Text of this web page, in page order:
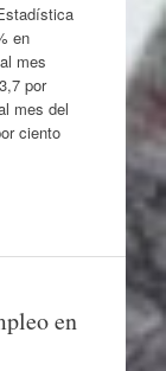
en
mes
por
mes del
ciento
en